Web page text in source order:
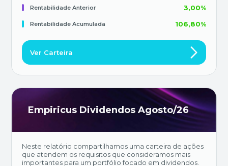
Rentabilidade Anterior 3,00%
Rentabilidade Acumulada 106,80%
Ver Carteira
Empiricus Dividendos Agosto/26
Neste relatório compartilhamos uma carteira de ações
que atendem os requisitos que consideramos mais
importantes para um portfólio focado em dividendos.